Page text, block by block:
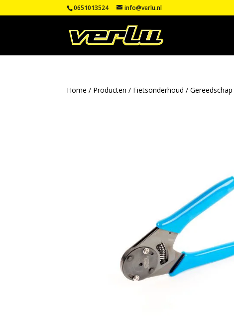
0651013524 info@verlu.nl
Home / Producten / Fietsonderhoud /Gereedschap